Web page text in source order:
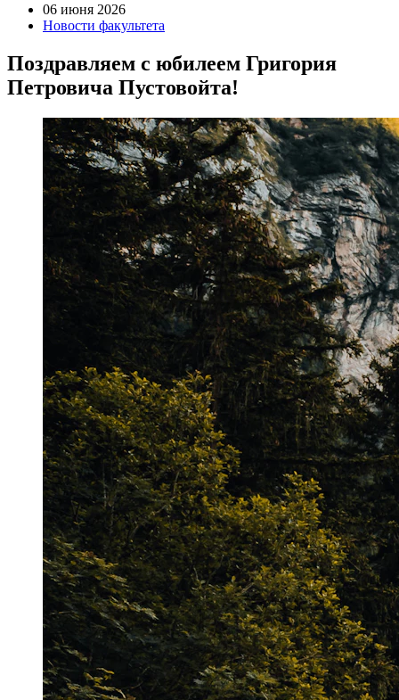
06 июня 2026
Новости факультета
Поздравляем с юбилеем Григория
Петровича Пустовойта!